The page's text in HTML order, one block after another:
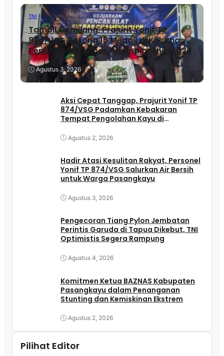
TNI
Tampil Gemilang, Prajurit Yonif TP
874/VSG Borong 15 Medali di Kejurnas
Pencak Silat Sulbar Championship 2026
Agustus 3, 2026
Aksi Cepat Tanggap, Prajurit Yonif TP
874/VSG Padamkan Kebakaran
Tempat Pengolahan Kayu di
Agustus 2, 2026
Hadir Atasi Kesulitan Rakyat, Personel
Yonif TP 874/VSG Salurkan Air Bersih
untuk Warga Pasangkayu
Agustus 3, 2026
Pengecoran Tiang Pylon Jembatan
Perintis Garuda di Tapua Dikebut, TNI
Optimistis Segera Rampung
Agustus 4, 2026
Komitmen Ketua BAZNAS Kabupaten
Pasangkayu dalam Penanganan
Stunting dan Kemiskinan Ekstrem
Agustus 2, 2026
Pilihat Editor